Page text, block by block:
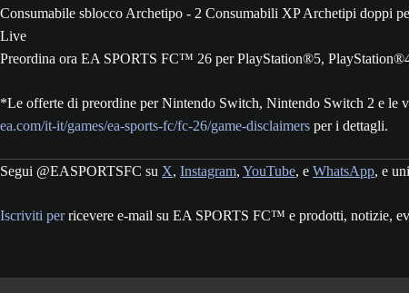
Consumabile sblocco Archetipo - 2 Consumabili XP Archetipi doppi
Live
Preordina ora EA SPORTS FC™ 26 per PlayStation®5,
*Le offerte di preordine per Nintendo Switch, Nintendo Switch 2 e le
ea.com/it-it/games/ea-sports-fc/fc-26/game-disclaimers per i dettagli.
Segui @EASPORTSFC su X, Instagram, YouTube, e WhatsApp, e
Iscriviti perricevere e-mail su EA SPORTS FC™ e prodotti, notizie,